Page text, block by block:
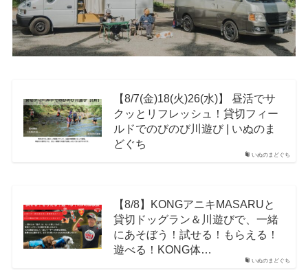
いぬのまどぐち
【8/7(金)18(火)26(水)】 昼活でサ
クッとリフレッシュ！貸切フィー
ルドでのびのび川遊び | いぬのま
どぐち
いぬのまどぐち
【8/8】KONGアニキMASARUと
貸切ドッグラン＆川遊びで、一緒
にあそぼう！試せる！もらえる！
遊べる！KONG体…